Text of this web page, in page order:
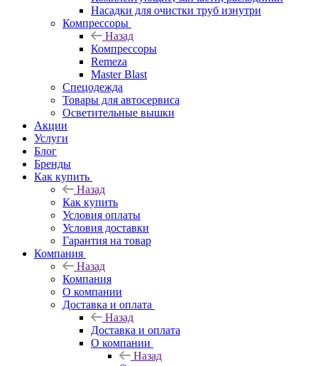
Насадки для очистки труб изнутри
Компрессоры
Назад
Компрессоры
Remeza
Master Blast
Спецодежда
Товары для автосервиса
Осветительные вышки
Акции
Услуги
Блог
Бренды
Как купить
Назад
Как купить
Условия оплаты
Условия доставки
Гарантия на товар
Компания
Назад
Компания
О компании
Доставка и оплата
Назад
Доставка и оплата
О компании
Назад